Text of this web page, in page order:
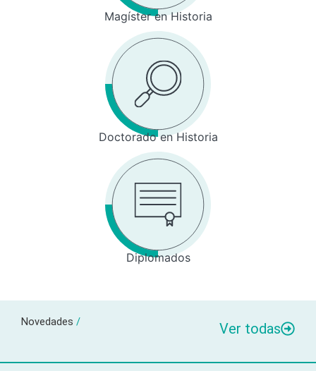
Magíster en Historia
Doctorado en Historia
Diplomados
Novedades / Ver todas